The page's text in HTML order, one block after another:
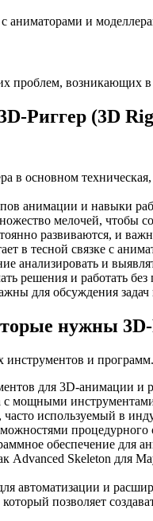
аниматорами и
проблем, возникающих
Риггер (3D
в основном
анимации и навыки
мелочей, чтобы
развиваются, и
в тесной связке с
анализировать и
решения и работать
для обсуждения
нужны
инструментов и
для 3D-анимации и
с мощными
используемый в
обеспечение для
Advanced Skeleton для
автоматизации и
позволяет